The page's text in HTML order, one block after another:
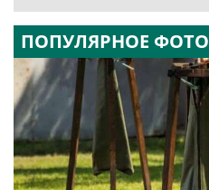
ПОПУЛЯРНОЕ ФОТО